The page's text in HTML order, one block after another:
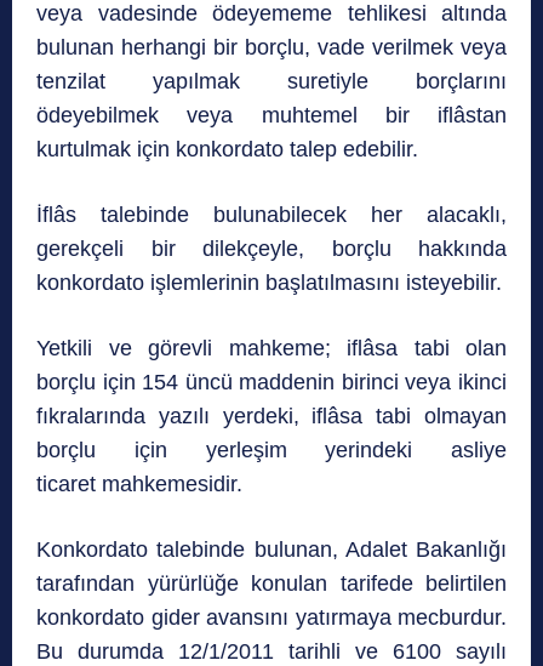
veya vadesinde ödeyememe tehlikesi altında
bulunan herhangi bir borçlu, vade verilmek veya
tenzilat yapılmak suretiyle borçlarını
ödeyebilmek veya muhtemel bir iflâstan
kurtulmak için konkordato talep edebilir.
İflâs talebinde bulunabilecek her alacaklı,
gerekçeli bir dilekçeyle, borçlu hakkında
konkordato işlemlerinin başlatılmasını isteyebilir.
Yetkili ve görevli mahkeme; iflâsa tabi olan
borçlu için 154 üncü maddenin birinci veya ikinci
fıkralarında yazılı yerdeki, iflâsa tabi olmayan
borçlu için yerleşim yerindeki asliye
ticaret mahkemesidir.
Konkordato talebinde bulunan, Adalet Bakanlığı
tarafından yürürlüğe konulan tarifede belirtilen
konkordato gider avansını yatırmaya mecburdur.
Bu durumda 12/1/2011 tarihli ve 6100 sayılı